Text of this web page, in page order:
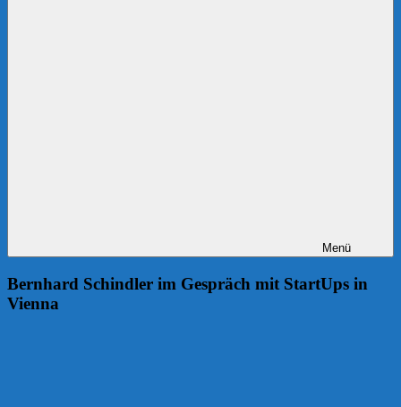
Menü
Bernhard Schindler im Gespräch mit StartUps in
Vienna